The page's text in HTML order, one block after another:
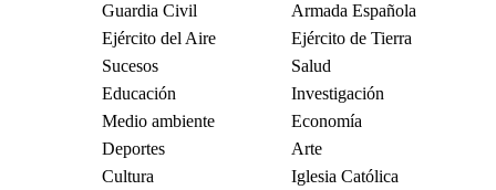
Guardia Civil
Armada Española
Ejército del Aire
Ejército de Tierra
Sucesos
Salud
Educación
Investigación
Medio ambiente
Economía
Deportes
Arte
Cultura
Iglesia Católica